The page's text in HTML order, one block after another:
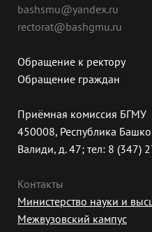
bashsmu@yandex.ru
rectorat@bashgmu.ru
Обращение к ректору
Обращение граждан
Приёмная комиссия БГМУ
450008, Республика
Валиди, д. 47; тел: 8 (347)
Контакты
Министерство науки и
Межвузовский кампус